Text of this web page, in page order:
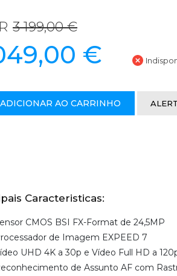
3 199,00 €
€
ADICIONAR AO CARRINHO
Caracteristicas:
CMOS BSI FX-Format de 24,5MP
de Imagem EXPEED 7
UHD 4K a 30p e Vídeo Full HD a
de Assunto AF com